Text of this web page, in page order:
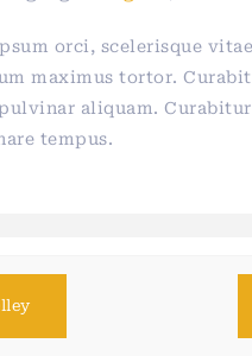
orci, scelerisque
maximus tortor.
aliquam.
tempus.